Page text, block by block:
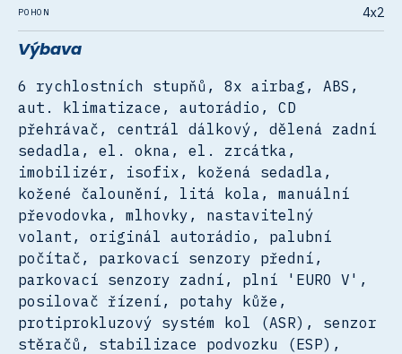
POHON 4x2
Výbava
6 rychlostních stupňů, 8x airbag, ABS,
aut. klimatizace, autorádio, CD
přehrávač, centrál dálkový, dělená zadní
sedadla, el. okna, el. zrcátka,
imobilizér, isofix, kožená sedadla,
kožené čalounění, litá kola, manuální
převodovka, mlhovky, nastavitelný
volant, originál autorádio, palubní
počítač, parkovací senzory přední,
parkovací senzory zadní, plní 'EURO V',
posilovač řízení, potahy kůže,
protiprokluzový systém kol (ASR), senzor
stěračů, stabilizace podvozku (ESP),